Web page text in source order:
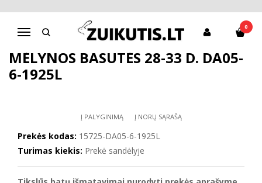
Navigacija
0
Pagrindinis
D.D.Step batai berniukams
Mėlynos basutės 28-33 d. DA05-6-1925L
MĖLYNOS BASUTĖS 28-33 D. DA05-
6-1925L
Į PALYGINIMĄ Į NORŲ SĄRAŠĄ
Prekės kodas: 15725-DA05-6-1925L
Turimas kiekis: Prekė sandėlyje